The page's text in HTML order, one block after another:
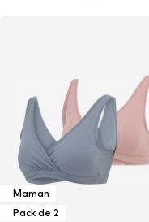
Maman
Pack de 2